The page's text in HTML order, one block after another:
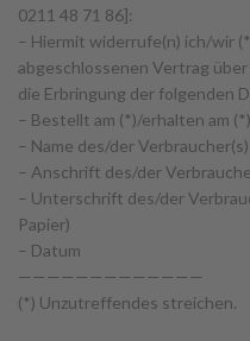
0211 48 71 86]:
– Hiermit widerrufe(n) ich/wir
abgeschlossenen Vertrag
die Erbringung der folgenden
– Bestellt am (*)/erhalten am (*)
– Name des/der Verbraucher(s)
– Anschrift des/der
– Unterschrift des/der
Papier)
– Datum
—————————————
(*) Unzutreffendes streichen.